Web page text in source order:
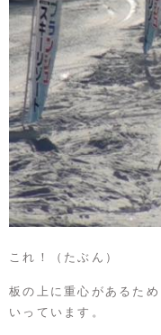
これ！（たぶん）
板の上に重心があるた
いっています。